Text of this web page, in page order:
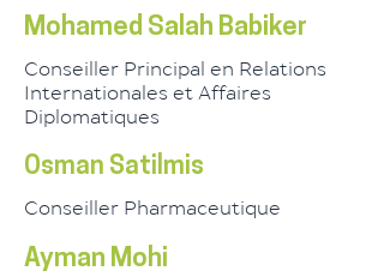
Mohamed Salah Babiker
Conseiller Principal en Relations
Internationales et Affaires
Diplomatiques
Osman Satilmis
Conseiller Pharmaceutique
Ayman Mohi